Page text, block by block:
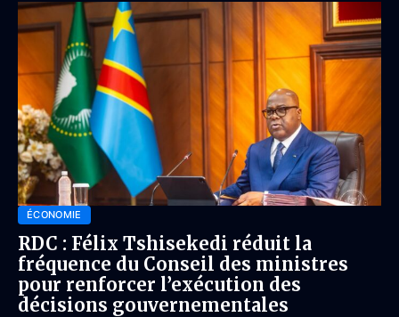
ÉCONOMIE
RDC : Félix Tshisekedi réduit la
fréquence du Conseil des ministres
pour renforcer l’exécution des
décisions gouvernementales